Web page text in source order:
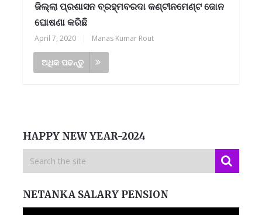
ଜିଲ୍ଲା ପ୍ରଶାସନ ବ୍ରହ୍ମବରଦା କଣ୍ଟୀନମେଣ୍ଟ ଜୋନ
ଘୋଷଣା କରିଛି
April 7, 2020 Manas Kumar Rout
ଅଧିକ ପଢନ୍ତୁ
HAPPY NEW YEAR-2024
NETANKA SALARY PENSION